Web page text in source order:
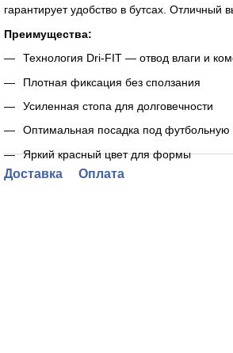
гарантирует удобство в бутсах. Отличный
Преимущества:
Технология Dri-FIT — отвод влаги и
Плотная фиксация без сползания
Усиленная стопа для долговечности
Оптимальная посадка под футбольную
Яркий красный цвет для формы
Доставка Оплата